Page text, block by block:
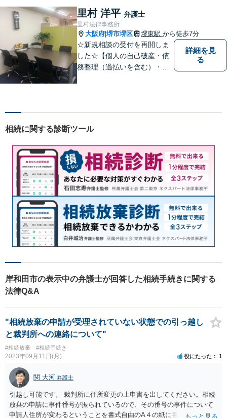
里村 洋平 弁護士
里村法律事務所
大阪府 堺市堺区 堺東駅 から徒歩7分
☆新規相談の受付を再開しま
した☆【個人の自己破産・債
務整理（過払いを含む）・法
回相談無料（特に時間制限は
分】【分割払い・法テラス利
用もご相談下さい】
詳細を見
る
相続に関する診断ツール
岸和田市の表示中の弁護士が回答した相続手続きに関する
法律Q&A
"相続放棄の申請が受理されていない状態での引っ越し
と裁判所への連絡について"
#相続放棄 #相続手続き
2023年09月11日(月) 役にたった 1
関 大河 弁護士
引越し可能です。 裁判所に住所変更の上申書を出してください。相続
放棄の申請に事件番号が振られているので、その番号の事件について
申請人住所が変わるということを書式自由のA４の紙に書いて提出すれ